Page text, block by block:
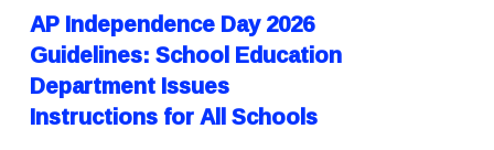
AP Independence Day 2026
Guidelines: School Education
Department Issues
Instructions for All Schools